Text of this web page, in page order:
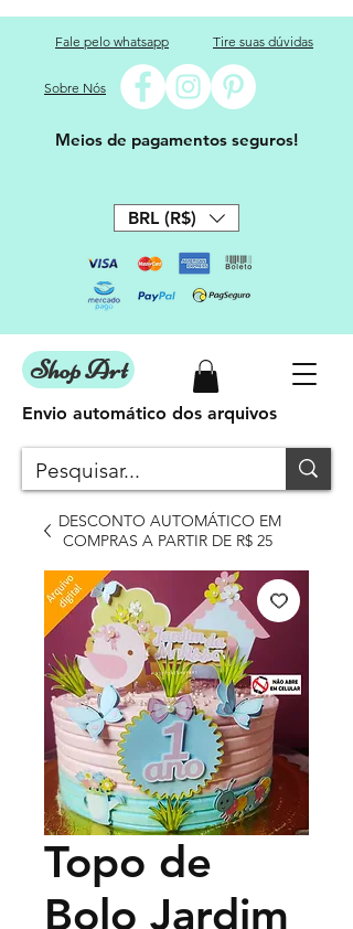
Fale pelo whatsapp Tire suas dúvidas
Sobre Nós
Meios de pagamentos seguros!
BRL (R$)
Shop Art
DESCONTO AUTOMÁTICO EM
COMPRAS A PARTIR DE R$ 25
Envio automático dos arquivos
Topo de
Bolo Jardim